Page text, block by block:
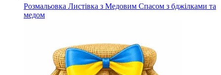
Розмальовка Листівка з Медовим Спасом з бджілками та
медом